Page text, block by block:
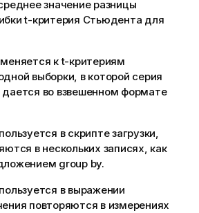
значение разницы
t-критерия Стьюдента для
к t-критериям
выборки, в которой серия
во взвешенном формате
в скрипте загрузки,
в нескольких записях, как
group by.
в выражении
повторяются в измерениях